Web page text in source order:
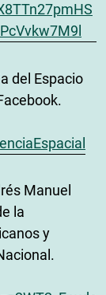
del Espacio
Manuel
la
y